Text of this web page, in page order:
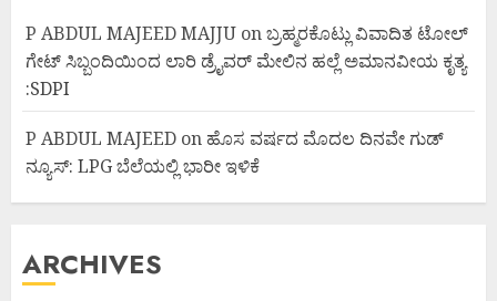
P ABDUL MAJEED MAJJU onಬ್ರಹ್ಮರಕೊಟ್ಲು ವಿವಾದಿತ ಟೋಲ್
ಗೇಟ್ ಸಿಬ್ಬಂದಿಯಿಂದ ಲಾರಿ ಡ್ರೈವರ್ ಮೇಲಿನ ಹಲ್ಲೆ ಅಮಾನವೀಯ ಕೃತ್ಯ
:SDPI
P ABDUL MAJEED on ಹೊಸ ವರ್ಷದ ಮೊದಲ ದಿನವೇ ಗುಡ್
ನ್ಯೂಸ್: LPG ಬೆಲೆಯಲ್ಲಿ ಭಾರೀ ಇಳಿಕೆ
ARCHIVES